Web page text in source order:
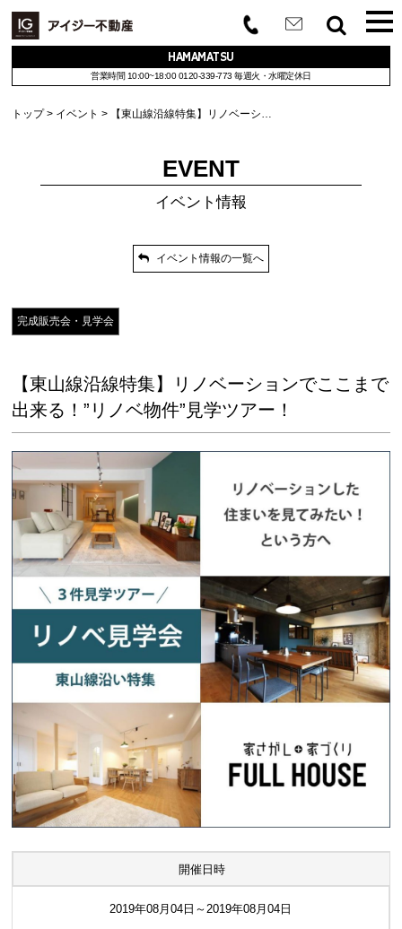
HAMAMATSU
営業時間 10:00~18:00 0120-339-773 毎週火・水曜定休日
トップ イベント 【東山線沿線特集】リノベーシ…
EVENT
イベント情報
イベント情報の一覧へ
完成販売会・見学会
【東山線沿線特集】リノベーションでここまで
出来る！”リノベ物件”見学ツアー！
開催日時
2019年08月04日～2019年08月04日